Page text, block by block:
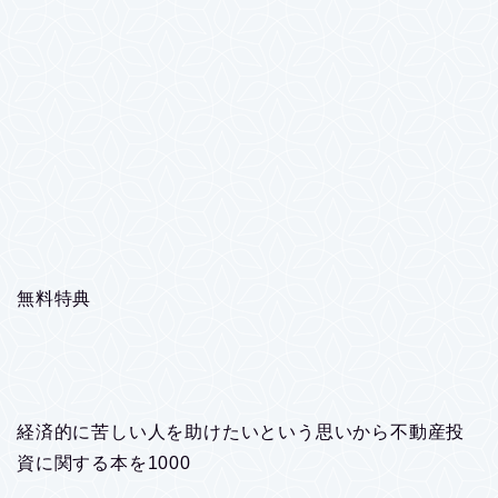
無料特典
経済的に苦しい人を助けたいという思いから不動産投
資に関する本を1000